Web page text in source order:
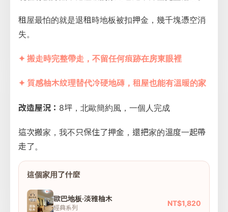
租屋最怕的就是退租時地板被扣押金，幾千塊憑空消
失。
✦ 搬走時完整帶走，不留任何痕跡在房東眼裡
✦ 質感柚木紋理替代冷硬地磚，租屋也能有溫暖的家
改造屋況： 8坪，北歐簡約風，一個人完成
這次搬家，我不只保住了押金，還把家的溫度一起帶
走了。
這個家用了什麼
歐巴地板·淡雅柚木
經典系列
NT$1,820